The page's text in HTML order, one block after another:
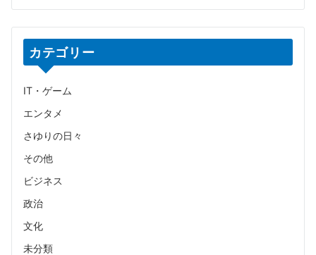
カテゴリー
IT・ゲーム
エンタメ
さゆりの日々
その他
ビジネス
政治
文化
未分類